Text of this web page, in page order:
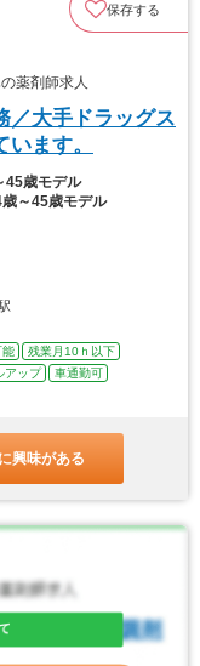
保存する
薬剤師求人
／大手ドラッグス
ます。
45歳モデル
歳～45歳モデル
能
残業月10ｈ以下
アップ
車通勤可
興味がある